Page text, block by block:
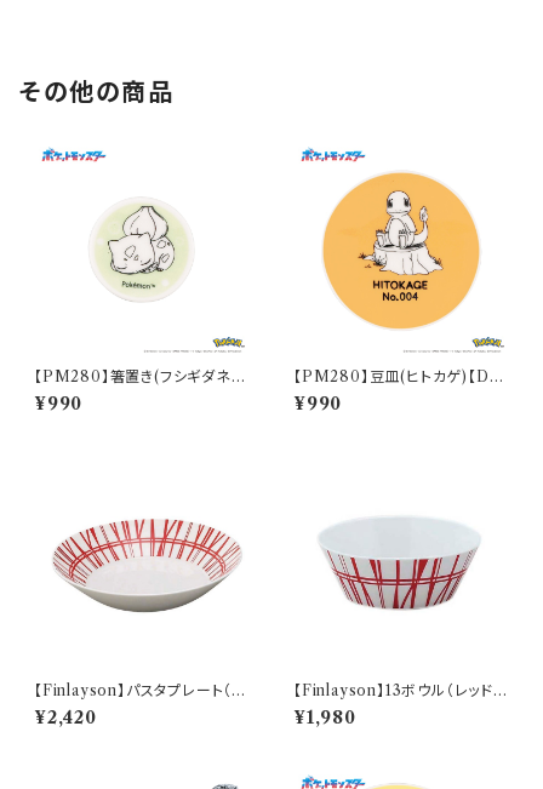
その他の商品
【PM280】箸置き(フシギダネ)
【Daily Sketch】PM281-402
¥990
【PM280】豆皿(ヒトカゲ)【Dail
y Sketch】PM282-333
¥990
【Finlayson】パスタプレート（レ
ッド）【コロナ】
¥2,420
【Finlayson】13ボウル（レッド）
【コロナ】
¥1,980